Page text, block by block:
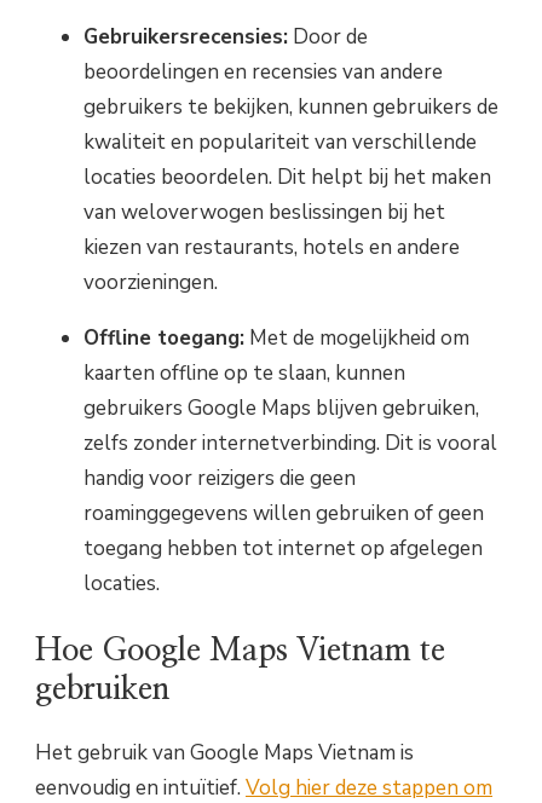
Gebruikersrecensies: Door de
beoordelingen en recensies van andere
gebruikers te bekijken, kunnen gebruikers de
kwaliteit en populariteit van verschillende
locaties beoordelen. Dit helpt bij het maken
van weloverwogen beslissingen bij het
kiezen van restaurants, hotels en andere
voorzieningen.
Offline toegang: Met de mogelijkheid om
kaarten offline op te slaan, kunnen
gebruikers Google Maps blijven gebruiken,
zelfs zonder internetverbinding. Dit is vooral
handig voor reizigers die geen
roaminggegevens willen gebruiken of geen
toegang hebben tot internet op afgelegen
locaties.
Hoe Google Maps Vietnam te
gebruiken
Het gebruik van Google Maps Vietnam is
eenvoudig en intuïtief. Volg hier deze stappen om